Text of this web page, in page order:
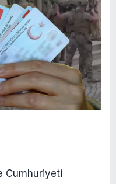
Cumhuriyeti